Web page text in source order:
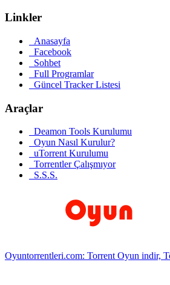
Linkler
Anasayfa
Facebook
Sohbet
Full Programlar
Güncel Tracker Listesi
Araçlar
Deamon Tools Kurulumu
Oyun Nasıl Kurulur?
uTorrent Kurulumu
Torrentler Çalışmıyor
S.S.S.
Oyuntorrentleri.com: Torrent Oyun indir,